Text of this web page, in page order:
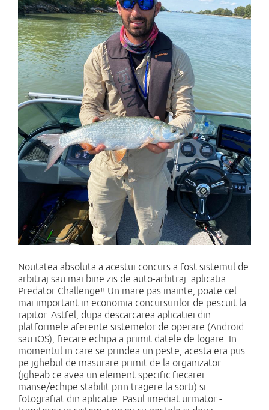
Noutatea absoluta a acestui concurs a fost sistemul de
arbitraj sau mai bine zis de auto-arbitraj: aplicatia
Predator Challenge!! Un mare pas inainte, poate cel
mai important in economia concursurilor de pescuit la
rapitor. Astfel, dupa descarcarea aplicatiei din
platformele aferente sistemelor de operare (Android
sau iOS), fiecare echipa a primit datele de logare. In
momentul in care se prindea un peste, acesta era pus
pe jghebul de masurare primit de la organizator
(jgheab ce avea un element specific fiecarei
manse/echipe stabilit prin tragere la sorti) si
fotografiat din aplicatie. Pasul imediat urmator -